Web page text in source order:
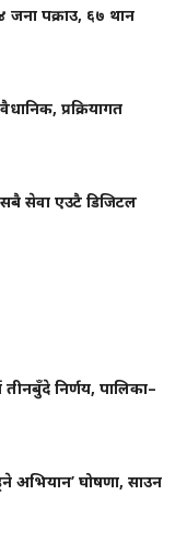
जना पक्राउ, ६७ थान
प्रक्रियागत
सेवा एउटै डिजिटल
निर्णय, पालिका–
अभियान’ घोषणा, साउन